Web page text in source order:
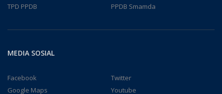
TPD PPDB
PPDB Smamda
MEDIA SOSIAL
Facebook
Twitter
Google Maps
Youtube